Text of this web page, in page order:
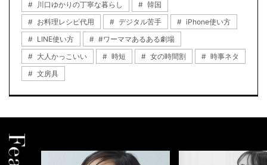
川口ゆかりの丁寧な暮らし
韓国
お料理レシピ代用
デジタル苦手
iPhone使い方
LINE使い方
#ワーママあるある劇場
大人かっこいい
時短 女の時間割
時事ネタ
文房具